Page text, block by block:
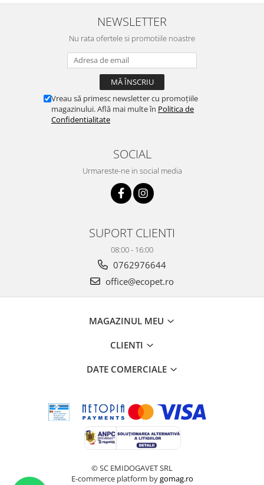
NEWSLETTER
Nu rata ofertele si promotiile noastre
Vreau să primesc newsletter cu promoțiile
magazinului. Află mai multe în Politica de
Confidentialitate
SOCIAL
Urmareste-ne in social media
SUPORT CLIENTI
08:00 - 16:00
0762976644
office@ecopet.ro
MAGAZINUL MEU
CLIENTI
DATE COMERCIALE
© SC EMIDOGAVET SRL
E-commerce platform bygomag.ro